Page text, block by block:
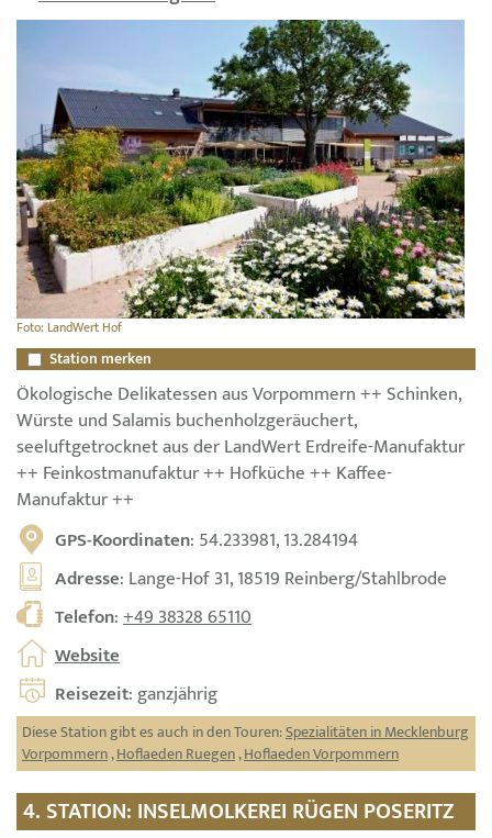
Foto: LandWert Hof
Station merken
Ökologische Delikatessen aus Vorpommern ++ Schinken,
Würste und Salamis buchenholzgeräuchert,
seeluftgetrocknet aus der LandWert Erdreife-Manufaktur
++ Feinkostmanufaktur ++ Hofküche ++ Kaffee-
Manufaktur ++
GPS-Koordinaten: 54.233981, 13.284194
Adresse: Lange-Hof 31, 18519 Reinberg/Stahlbrode
Telefon:+49 38328 65110
Website
Reisezeit: ganzjährig
Diese Station gibt es auch in den Touren:Spezialitäten in Mecklenburg
Vorpommern,Hoflaeden Ruegen,Hoflaeden Vorpommern
4. STATION: INSELMOLKEREI RÜGEN POSERITZ